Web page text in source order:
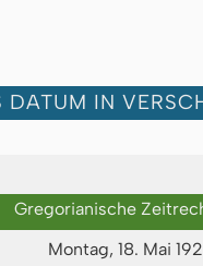
DATUM IN
Gregorianische
Montag, 18. Mai